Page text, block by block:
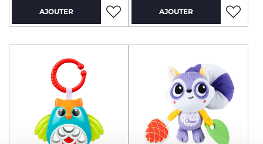
AJOUTER AJOUTER